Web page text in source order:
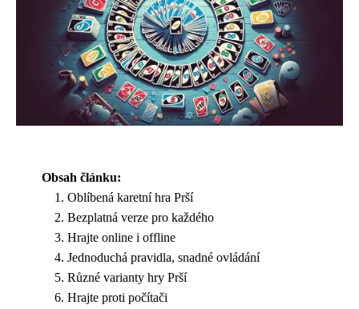
Obsah článku:
Oblíbená karetní hra Prší
Bezplatná verze pro každého
Hrajte online i offline
Jednoduchá pravidla, snadné ovládání
Různé varianty hry Prší
Hrajte proti počítači